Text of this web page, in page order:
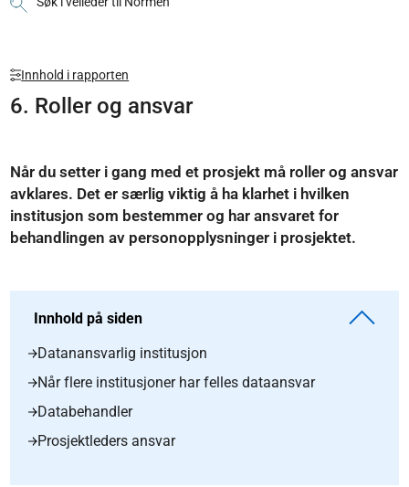
Innhold i rapporten
6. Roller og ansvar
Når du setter i gang med et prosjekt må roller og ansvar
avklares. Det er særlig viktig å ha klarhet i hvilken
institusjon som bestemmer og har ansvaret for
behandlingen av personopplysninger i prosjektet.
Innhold på siden
Datanansvarlig institusjon
Når flere institusjoner har felles dataansvar
Databehandler
Prosjektleders ansvar